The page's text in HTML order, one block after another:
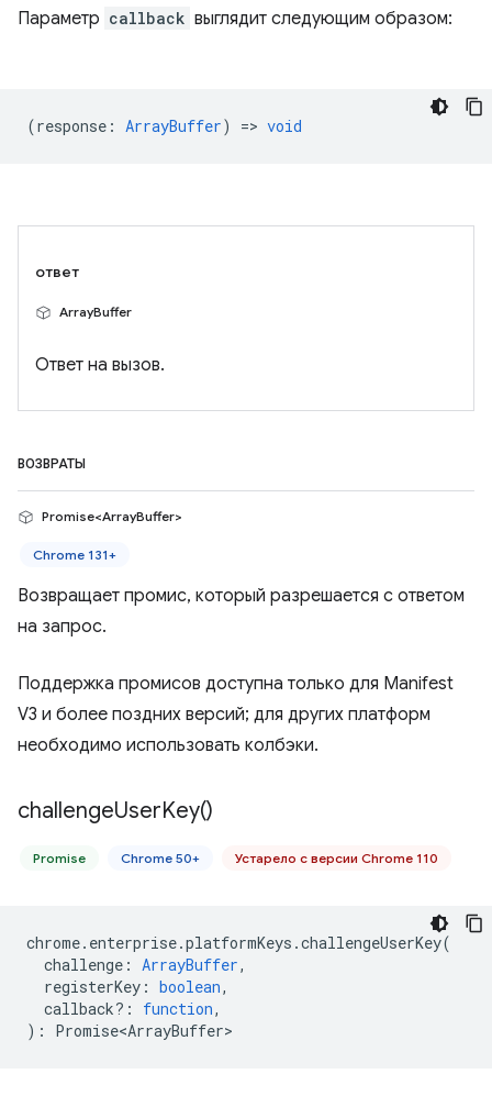
Параметр callback выглядит следующим образом:
(response : ArrayBuffer) => void
ответ
ArrayBuffer
Ответ на вызов.
ВОЗВРАТЫ
Promise<ArrayBuffer>
Chrome 131+
Возвращает промис, который разрешается с ответом
на запрос.
Поддержка промисов доступна только для Manifest
V3 и более поздних версий; для других платформ
необходимо использовать колбэки.
challengeUserKey()
Promise Chrome 50+ Устарело с версии Chrome 110
chrome. enterprise.platformKeys .challengeUserKey(
challenge : ArrayBuffer,
registerKey : boolean,
callback? : function,
) : Promise<ArrayBuffer>